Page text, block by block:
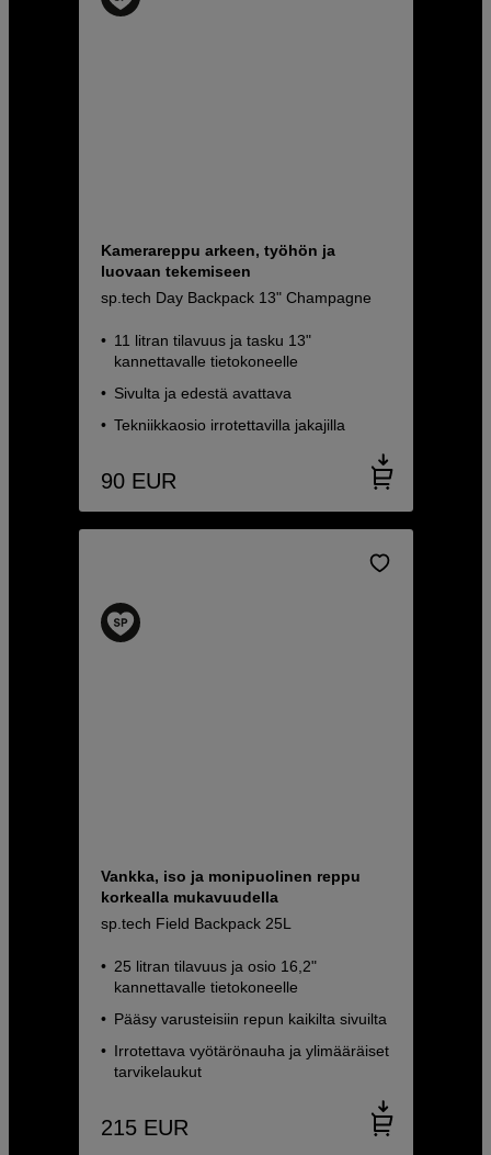
Kamerareppu arkeen, työhön ja
luovaan tekemiseen
sp.tech Day Backpack 13" Champagne
11 litran tilavuus ja tasku 13"
kannettavalle tietokoneelle
Sivulta ja edestä avattava
Tekniikkaosio irrotettavilla jakajilla
90 EUR
Vankka, iso ja monipuolinen reppu
korkealla mukavuudella
sp.tech Field Backpack 25L
25 litran tilavuus ja osio 16,2"
kannettavalle tietokoneelle
Pääsy varusteisiin repun kaikilta sivuilta
Irrotettava vyötärönauha ja ylimääräiset
tarvikelaukut
215 EUR